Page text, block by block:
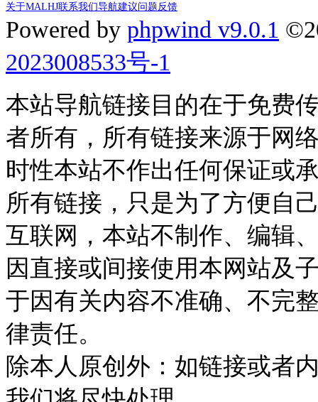
关于MALHJ联系我们导航建议问题反馈
Powered by phpwind v9.0.1
2023008533号-1
本站导航链接目的在于免费
者所有，所有链接来源于网
时性本站不作出任何保证或
所有链接，只是为了方便自
互联网，本站不制作、编辑
因直接或间接使用本网站及
于因有关内容不准确、不完
律责任。
除本人原创外：如链接或者